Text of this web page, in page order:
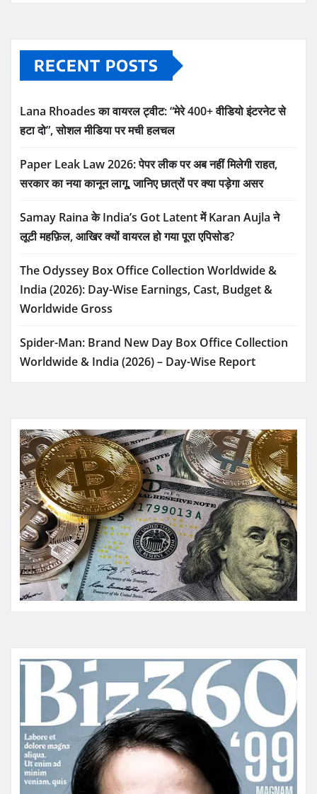
RECENT POSTS
Lana Rhoades का वायरल ट्वीट: “मेरे 400+ वीडियो इंटरनेट से
हटा दो”, सोशल मीडिया पर मची हलचल
Paper Leak Law 2026: पेपर लीक पर अब नहीं मिलेगी राहत,
सरकार का नया कानून लागू, जानिए छात्रों पर क्या पड़ेगा असर
Samay Raina के India’s Got Latent में Karan Aujla ने
लूटी महफ़िल, आखिर क्यों वायरल हो गया पूरा एपिसोड?
The Odyssey Box Office Collection Worldwide &
India (2026): Day-Wise Earnings, Cast, Budget &
Worldwide Gross
Spider-Man: Brand New Day Box Office Collection
Worldwide & India (2026) – Day-Wise Report